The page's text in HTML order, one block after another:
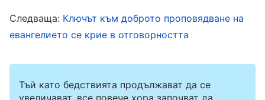
надзорника, затова не можех да приема
съветите ѝ. Въпреки че се съгласявах устно,
рядко практикувах според нейния съвет и се
съсредоточих върху това да продължа да
Следваща: Ключът към доброто проповядване на
евангелието се крие в отговорността
Тъй като бедствията продължават да се
увеличават, все повече хора започват да